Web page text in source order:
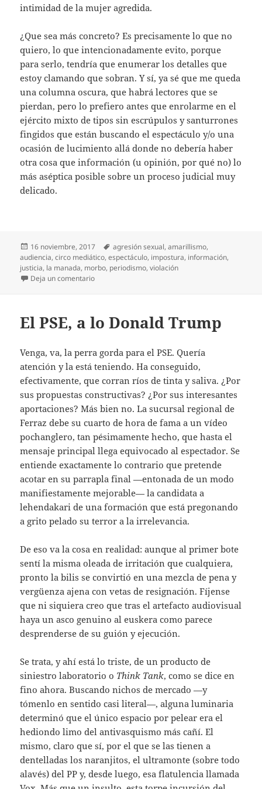
intimidad de la mujer agredida.
¿Que sea más concreto? Es precisamente lo que no
quiero, lo que intencionadamente evito, porque
para serlo, tendría que enumerar los detalles que
estoy clamando que sobran. Y sí, ya sé que me queda
una columna oscura, que habrá lectores que se
pierdan, pero lo prefiero antes que enrolarme en el
ejército mixto de tipos sin escrúpulos y santurrones
fingidos que están buscando el espectáculo y/o una
ocasión de lucimiento allá donde no debería haber
otra cosa que información (u opinión, por qué no) lo
más aséptica posible sobre un proceso judicial muy
delicado.
Publicado
el
16 noviembre, 2017 Etiquetas
agresión sexual,amarillismo,
audiencia,circo mediático,espectáculo, impostura, información,
justicia, la manada, morbo, periodismo,violación
Deja un comentarioen La otra manada (2)
El PSE, a lo Donald Trump
Venga, va, la perra gorda para el PSE. Quería
atención y la está teniendo. Ha conseguido,
efectivamente, que corran ríos de tinta y saliva. ¿Por
sus propuestas constructivas? ¿Por sus interesantes
aportaciones? Más bien no. La sucursal regional de
Ferraz debe su cuarto de hora de fama a un vídeo
pochanglero, tan pésimamente hecho, que hasta el
mensaje principal llega equivocado al espectador. Se
entiende exactamente lo contrario que pretende
acotar en su parrapla final —entonada de un modo
manifiestamente mejorable— la candidata a
lehendakari de una formación que está pregonando
a grito pelado su terror a la irrelevancia.
De eso va la cosa en realidad: aunque al primer bote
sentí la misma oleada de irritación que cualquiera,
pronto la bilis se convirtió en una mezcla de pena y
vergüenza ajena con vetas de resignación. Fíjense
que ni siquiera creo que tras el artefacto audiovisual
haya un asco genuino al euskera como parece
desprenderse de su guión y ejecución.
Se trata, y ahí está lo triste, de un producto de
siniestro laboratorio o Think Tank, como se dice en
fino ahora. Buscando nichos de mercado —y
tómenlo en sentido casi literal—, alguna luminaria
determinó que el único espacio por pelear era el
hediondo limo del antivasquismo más cañí. El
mismo, claro que sí, por el que se las tienen a
dentelladas los naranjitos, el ultramonte (sobre todo
alavés) del PP y, desde luego, esa flatulencia llamada